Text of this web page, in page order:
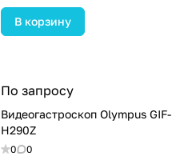
В корзину
По запросу
Видеогастроскоп Olympus GIF-
H290Z
0 0